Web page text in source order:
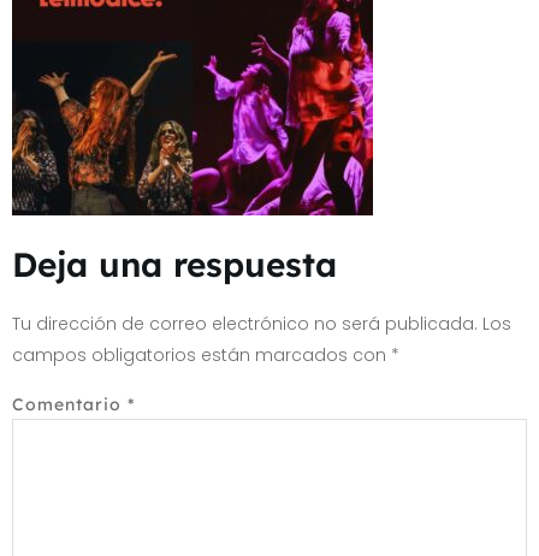
Deja una respuesta
Tu dirección de correo electrónico no será publicada. Los
campos obligatorios están marcados con *
Comentario *